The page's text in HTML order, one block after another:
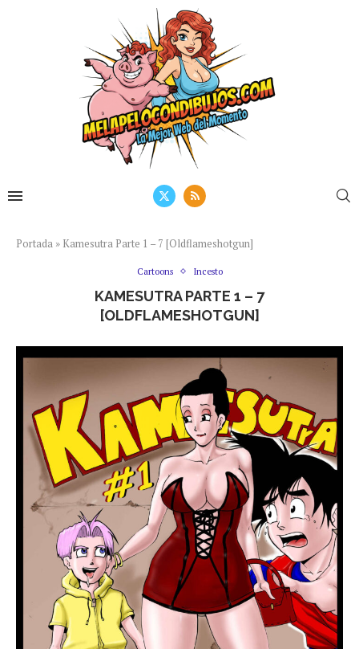
Portada » Kamesutra Parte 1 – 7 [Oldflameshotgun]
Cartoons Incesto
KAMESUTRA PARTE 1 – 7
[OLDFLAMESHOTGUN]